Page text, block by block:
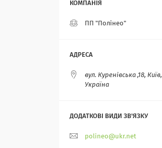
ПП "Полінео"
вул. Куренівська ,18, Київ,
Україна
polineo@ukr.net